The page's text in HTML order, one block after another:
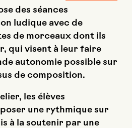
des séances
ludique avec de
de morceaux dont ils
qui visent à leur faire
autonomie possible sur
de composition.
les élèves
une rythmique sur
à la soutenir par une